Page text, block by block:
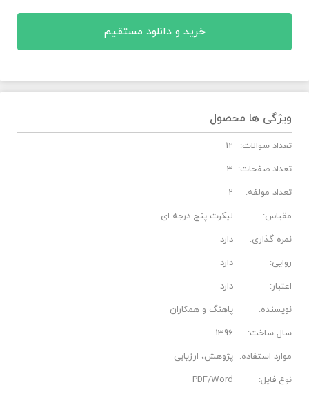
خرید و دانلود مستقیم
ویژگی ها محصول
تعداد سوالات:
12
تعداد صفحات: 3
تعداد مولفه:
2
مقیاس:
لیکرت پنج درجه ای
نمره گذاری:
دارد
روایی:
دارد
اعتبار:
دارد
نویسنده:
پاهنگ و همکاران
سال ساخت:
1396
موارد استفاده: پژوهش، ارزیابی
نوع فایل:
PDF/Word